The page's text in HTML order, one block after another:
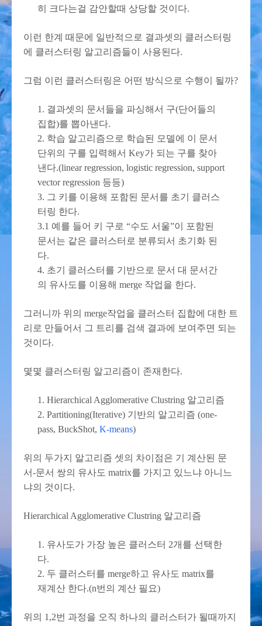
히 크다는걸 감안할때 상당할 것이다.
이런 한계 때문에 일반적으로 결과셋의 클러스터링
에 클러스터링 알고리즘들이 사용된다.
그럼 이런 클러스터링은 어떤 방식으로 수행이 될까?
1. 결과셋의 문서들을 파싱해서 구(단어들의
집합)를 뽑아낸다.
2. 학습 알고리즘으로 학습된 모델에 이 문서
단위의 구를 입력해서 Key가 되는 구를 찾아
낸다.(linear regression, logistic regression, support
vector regression 등등)
3. 그 키를 이용해 포함된 문서를 초기 클러스
터링 한다.
3.1 예를 들어 키 구로 “수도 서울”이 포함된
문서는 같은 클러스터로 분류되서 초기화 된
다.
4. 초기 클러스터를 기반으로 문서 대 문서간
의 유사도를 이용해 merge 작업을 한다.
그러니까 위의 merge작업을 클러스터 집합에 대한 트
리로 만들어서 그 트리를 검색 결과에 보여주면 되는
것이다.
몇몇 클러스터링 알고리즘이 존재한다.
1. Hierarchical Agglomerative Clustring 알고리즘
2. Partitioning(Iterative) 기반의 알고리즘 (one-
pass, BuckShot, K-means)
위의 두가지 알고리즘 셋의 차이점은 기 계산된 문
서-문서 쌍의 유사도 matrix를 가지고 있느냐 아니느
냐의 것이다.
Hierarchical Agglomerative Clustring 알고리즘
1. 유사도가 가장 높은 클러스터 2개를 선택한
다.
2. 두 클러스터를 merge하고 유사도 matrix를
재계산 한다.(n번의 계산 필요)
위의 1,2번 과정을 오직 하나의 클러스터가 될때까지